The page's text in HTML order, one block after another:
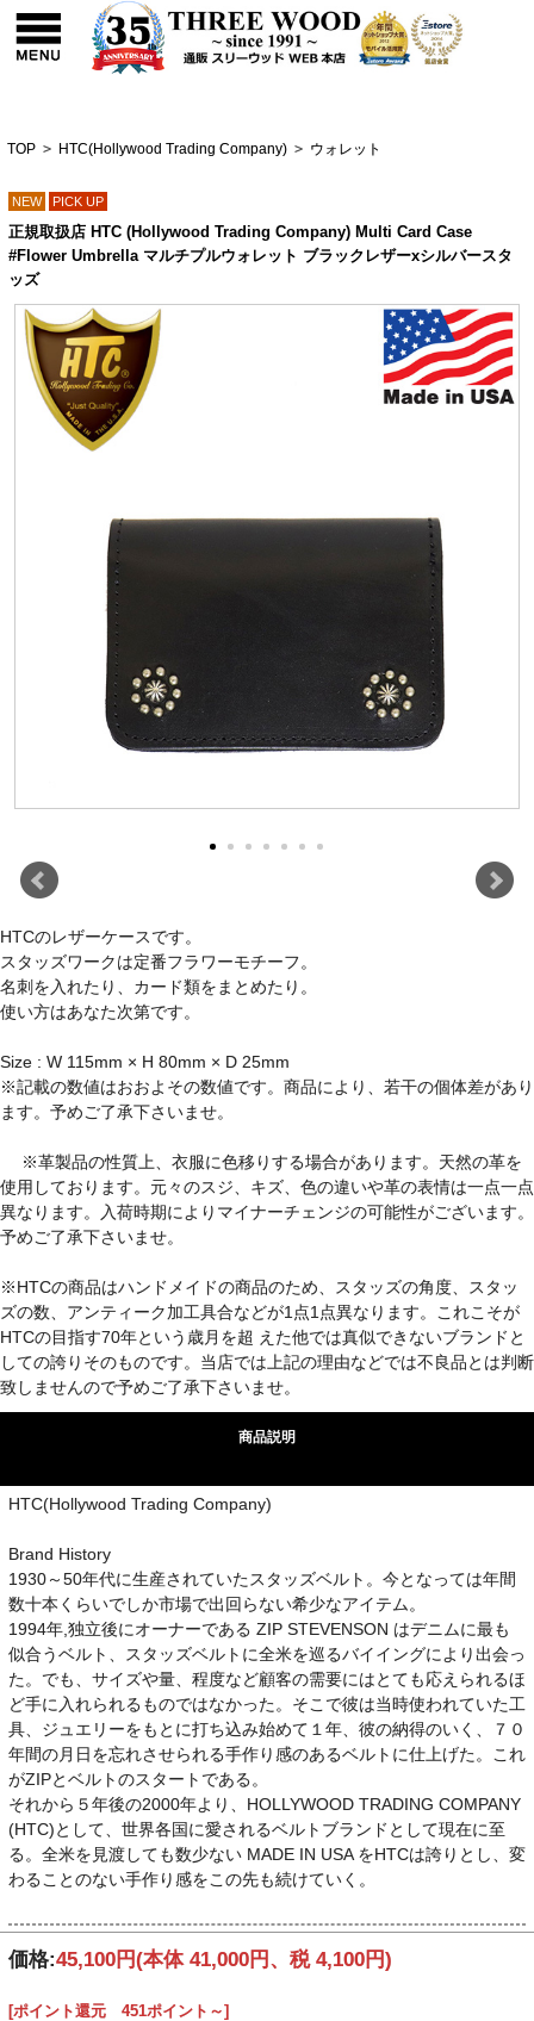
TOP > HTC(Hollywood Trading Company) > ウォレット
NEW PICK UP
正規取扱店 HTC (Hollywood Trading Company) Multi Card Case
#Flower Umbrella マルチプルウォレット ブラックレザーxシルバースタ
ッズ
HTCのレザーケースです。
スタッズワークは定番フラワーモチーフ。
名刺を入れたり、カード類をまとめたり。
使い方はあなた次第です。
Size : W 115mm × H 80mm × D 25mm
※記載の数値はおおよその数値です。商品により、若干の個体差があり
ます。予めご了承下さいませ。
※革製品の性質上、衣服に色移りする場合があります。天然の革を
使用しております。元々のスジ、キズ、色の違いや革の表情は一点一点
異なります。入荷時期によりマイナーチェンジの可能性がございます。
予めご了承下さいませ。
※HTCの商品はハンドメイドの商品のため、スタッズの角度、スタッ
ズの数、アンティーク加工具合などが1点1点異なります。これこそが
HTCの目指す70年という歳月を超 えた他では真似できないブランドと
しての誇りそのものです。当店では上記の理由などでは不良品とは判断
致しませんので予めご了承下さいませ。
商品説明
HTC(Hollywood Trading Company)
Brand History
1930～50年代に生産されていたスタッズベルト。今となっては年間
数十本くらいでしか市場で出回らない希少なアイテム。
1994年,独立後にオーナーである ZIP STEVENSON はデニムに最も
似合うベルト、スタッズベルトに全米を巡るバイイングにより出会っ
た。でも、サイズや量、程度など顧客の需要にはとても応えられるほ
ど手に入れられるものではなかった。そこで彼は当時使われていた工
具、ジュエリーをもとに打ち込み始めて１年、彼の納得のいく、７０
年間の月日を忘れさせられる手作り感のあるベルトに仕上げた。これ
がZIPとベルトのスタートである。
それから５年後の2000年より、HOLLYWOOD TRADING COMPANY
(HTC)として、世界各国に愛されるベルトブランドとして現在に至
る。全米を見渡しても数少ない MADE IN USA をHTCは誇りとし、変
わることのない手作り感をこの先も続けていく。
価格:45,100円(本体 41,000円、税 4,100円)
[ポイント還元 451ポイント～]